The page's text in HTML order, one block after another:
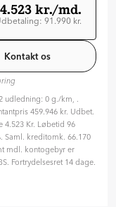
4.523 kr./md.
91.990 kr.
Fast
(måneder)
Kontakt os
udledning: 0 g./km, .
459.946 kr. Udbet.
4.523 Kr. Løbetid 96
Saml. kreditomk. 66.170
mdl. kontogebyr er
Fortrydelsesret 14 dage.